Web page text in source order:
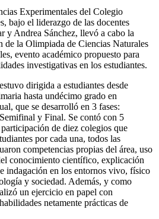
Experimentales del Colegio
bajo el liderazgo de las docentes
y Andrea Sánchez, llevó a cabo la
de la Olimpiada de Ciencias Naturales
evento académico propuesto para
investigativas en los estudiantes.
dirigida a estudiantes desde
hasta undécimo grado en
que se desarrolló en 3 fases:
y Final. Se contó con 5
de diez colegios que
por cada una, todos las
competencias propias del área, uso
conocimiento científico, explicación
indagación en los entornos vivo, físico
y sociedad. Además, y como
un ejercicio en papel con
netamente prácticas de